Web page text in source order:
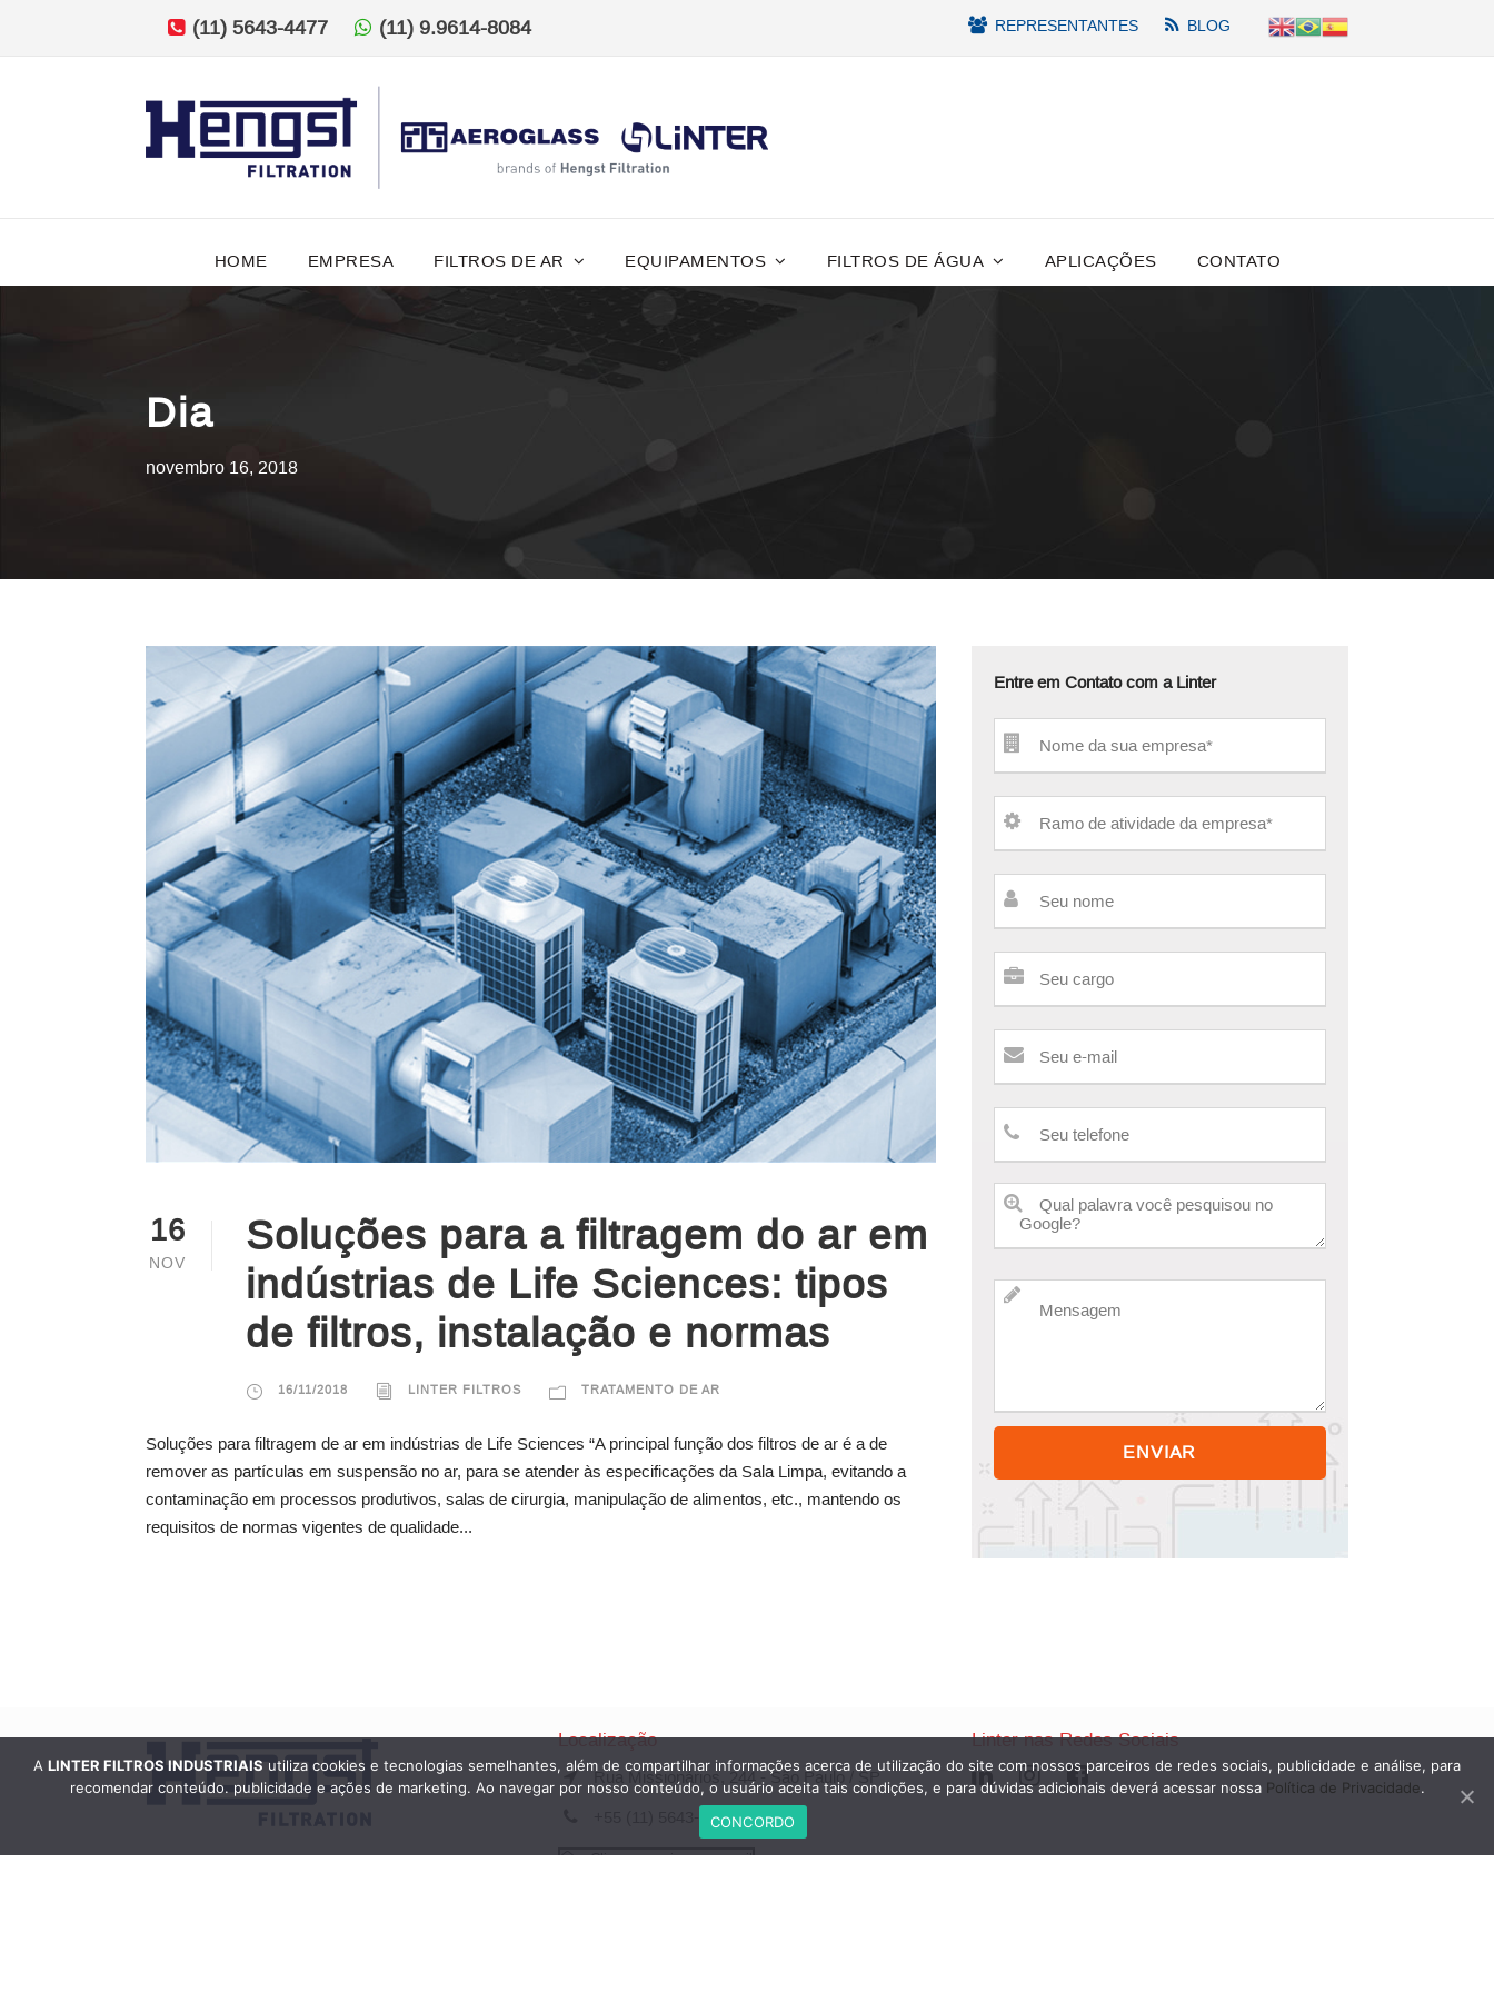
(11) 5643-4477 (11) 9.9614-8084 REPRESENTANTES BLOG
HOME EMPRESA FILTROS DE AR EQUIPAMENTOS FILTROS DE ÁGUA APLICAÇÕES CONTATO
Dia
novembro 16, 2018
16
NOV
Soluções para a filtragem do ar em
indústrias de Life Sciences: tipos
de filtros, instalação e normas
16/11/2018 LINTER FILTROS TRATAMENTO DE AR
Soluções para filtragem de ar em indústrias de Life Sciences “A principal função dos filtros de ar é a de
remover as partículas em suspensão no ar, para se atender às especificações da Sala Limpa, evitando a
contaminação em processos produtivos, salas de cirurgia, manipulação de alimentos, etc., mantendo os
requisitos de normas vigentes de qualidade...
Entre em Contato com a Linter
Localização
Rua Missionários, 244 - São Paulo / SP
+55 (11) 5643-4477
Clique e envie seu e-mail
Linter nas Redes Sociais
A LINTER FILTROS INDUSTRIAIS utiliza cookies e tecnologias semelhantes, além de compartilhar informações acerca de utilização do site com nossos parceiros de redes sociais, publicidade e análise, para
recomendar conteúdo. publicidade e ações de marketing. Ao navegar por nosso conteúdo, o usuário aceita tais condições, e para dúvidas adicionais deverá acessar nossa Política de Privacidade.
CONCORDO